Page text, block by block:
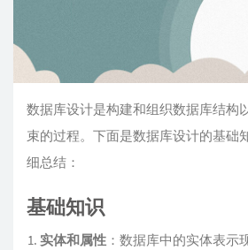
数据库设计是构建和组织数据库结构
束的过程。下面是数据库设计的基础
细总结：
基础知识
实体和属性 ：数据库中的实体表示